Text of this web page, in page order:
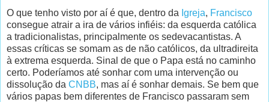
O que tenho visto por aí é que, dentro da Igreja, Francisco
consegue atrair a ira de vários infiéis: da esquerda católica
a tradicionalistas, principalmente os sedevacantistas. A
essas críticas se somam as de não católicos, da ultradireita
à extrema esquerda. Sinal de que o Papa está no caminho
certo. Poderíamos até sonhar com uma intervenção ou
dissolução da CNBB, mas aí é sonhar demais. Se bem que
vários papas bem diferentes de Francisco passaram sem